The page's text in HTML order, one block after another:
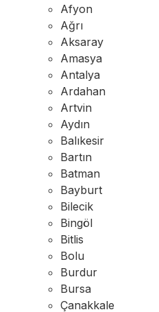
Afyon
Ağrı
Aksaray
Amasya
Antalya
Ardahan
Artvin
Aydın
Balıkesir
Bartın
Batman
Bayburt
Bilecik
Bingöl
Bitlis
Bolu
Burdur
Bursa
Çanakkale